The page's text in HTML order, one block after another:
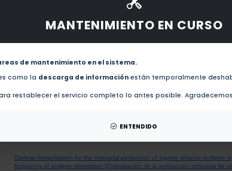
MANTENIMIENTO EN CURSO
de mantenimiento en el sistema.
como la descarga de información están temporalmente
restablecer el servicio completo lo antes posible.
ENTENDIDO
de este autor.
Enhancement by alfa D methyl mannoside of the proliferative response to
Optimal immunization for the industrial production of equine tetanus antitoxin
frequency of antigen stimulation [Optimización de la producción industrial de